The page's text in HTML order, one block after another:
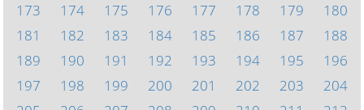
173
174 175 176 177 178 179
180
181
182 183 184 185 186 187
188
189
190 191 192 193 194 195
196
197
198 199 200 201 202 203
204